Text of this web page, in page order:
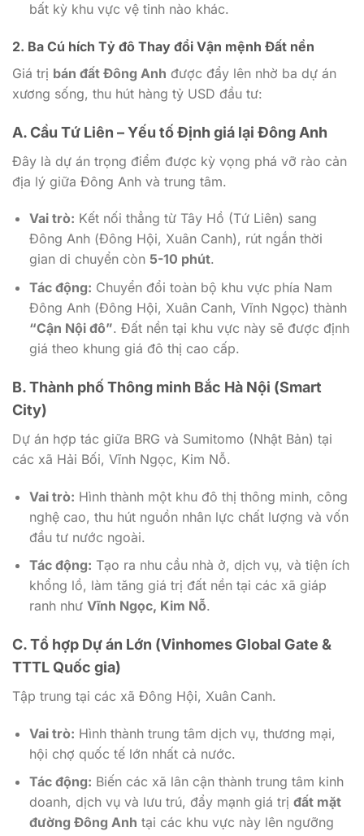
bất kỳ khu vực vệ tinh nào khác.
2. Ba Cú hích Tỷ đô Thay đổi Vận mệnh Đất nền
Giá trị bán đất Đông Anh được đẩy lên nhờ ba dự án
xương sống, thu hút hàng tỷ USD đầu tư:
A. Cầu Tứ Liên – Yếu tố Định giá lại Đông Anh
Đây là dự án trọng điểm được kỳ vọng phá vỡ rào cản
địa lý giữa Đông Anh và trung tâm.
Vai trò: Kết nối thẳng từ Tây Hồ (Tứ Liên) sang
Đông Anh (Đông Hội, Xuân Canh), rút ngắn thời
gian di chuyển còn 5-10 phút.
Tác động: Chuyển đổi toàn bộ khu vực phía Nam
Đông Anh (Đông Hội, Xuân Canh, Vĩnh Ngọc) thành
“Cận Nội đô”. Đất nền tại khu vực này sẽ được định
giá theo khung giá đô thị cao cấp.
B. Thành phố Thông minh Bắc Hà Nội (Smart
City)
Dự án hợp tác giữa BRG và Sumitomo (Nhật Bản) tại
các xã Hải Bối, Vĩnh Ngọc, Kim Nỗ.
Vai trò: Hình thành một khu đô thị thông minh, công
nghệ cao, thu hút nguồn nhân lực chất lượng và vốn
đầu tư nước ngoài.
Tác động: Tạo ra nhu cầu nhà ở, dịch vụ, và tiện ích
khổng lồ, làm tăng giá trị đất nền tại các xã giáp
ranh như Vĩnh Ngọc, Kim Nỗ.
C. Tổ hợp Dự án Lớn (Vinhomes Global Gate &
TTTL Quốc gia)
Tập trung tại các xã Đông Hội, Xuân Canh.
Vai trò: Hình thành trung tâm dịch vụ, thương mại,
hội chợ quốc tế lớn nhất cả nước.
Tác động: Biến các xã lân cận thành trung tâm kinh
doanh, dịch vụ và lưu trú, đẩy mạnh giá trị đất mặt
đường Đông Anh tại các khu vực này lên ngưỡng